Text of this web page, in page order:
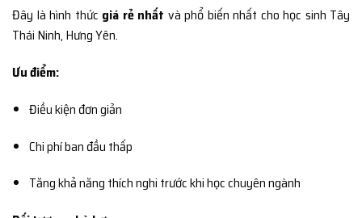
Đây là hình thức giá rẻ nhất và phổ biến nhất cho học sinh Tây
Thái Ninh, Hưng Yên.
Ưu điểm:
Điều kiện đơn giản
Chi phí ban đầu thấp
Tăng khả năng thích nghi trước khi học chuyên ngành